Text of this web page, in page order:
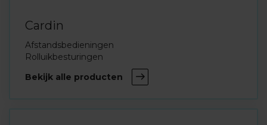
Cardin
Afstandsbedieningen
Rolluikbesturingen
Bekijk alle producten